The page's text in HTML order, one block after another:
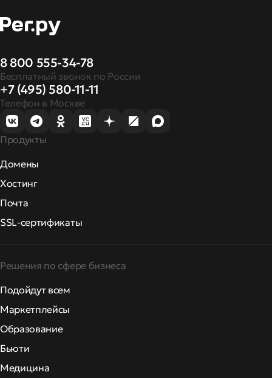
8 800 555-34-78
Бесплатный звонок по России
+7 (495) 580-11-11
Телефон в Москве
Продукты
Домены
Хостинг
Почта
SSL-сертификаты
Решения по сфере бизнеса
Подойдут всем
Маркетплейсы
Образование
Бьюти
Медицина